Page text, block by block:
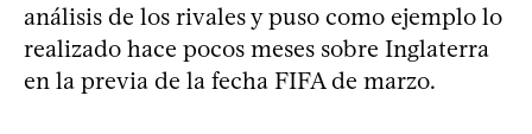
análisis de los rivales y puso como ejemplo lo
realizado hace pocos meses sobre Inglaterra
en la previa de la fecha FIFA de marzo.